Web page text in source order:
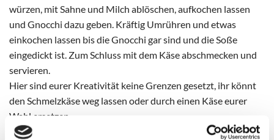
würzen, mit Sahne und Milch ablöschen, aufkochen lassen
und Gnocchi dazu geben. Kräftig Umrühren und etwas
einkochen lassen bis die Gnocchi gar sind und die Soße
eingedickt ist. Zum Schluss mit dem Käse abschmecken und
servieren.
Hier sind eurer Kreativität keine Grenzen gesetzt, ihr könnt
den Schmelzkäse weg lassen oder durch einen Käse eurer
Wahl ersetzen.
Hier wurden Gnocchi aus dem Kühlregal genutzt, wenn ihr